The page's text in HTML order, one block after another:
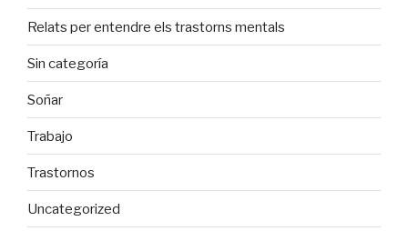
Relats per entendre els trastorns mentals
Sin categoría
Soñar
Trabajo
Trastornos
Uncategorized